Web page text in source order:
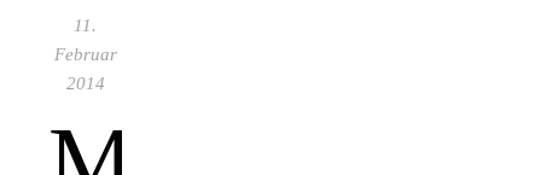
11.
Februar
2014